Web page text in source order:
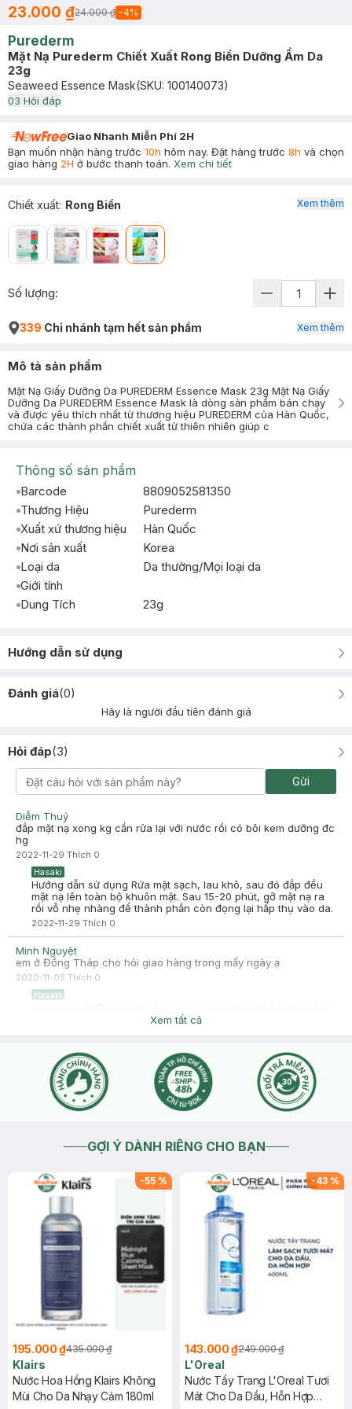
23.000 ₫24.000 ₫ -4%
Purederm
Mặt Nạ Purederm Chiết Xuất Rong Biển Dưỡng Ẩm Da
23g
Seaweed Essence Mask(SKU: 100140073)
03 Hỏi đáp
Giao Nhanh Miễn Phí 2H
Bạn muốn nhận hàng trước 10h hôm nay. Đặt hàng trước 8h và chọn
giao hàng 2H ở bước thanh toán. Xem chi tiết
Chiết xuất: Rong Biển Xem thêm
Số lượng:
339 Chi nhánh tạm hết sản phẩm Xem thêm
Mô tả sản phẩm
Mặt Nạ Giấy Dưỡng Da PUREDERM Essence Mask 23g Mặt Nạ Giấy
Dưỡng Da PUREDERM Essence Mask là dòng sản phẩm bán chạy
và được yêu thích nhất từ thương hiệu PUREDERM của Hàn Quốc,
chứa các thành phần chiết xuất từ thiên nhiên giúp c
Thông số sản phẩm
Barcode
8809052581350
Thương Hiệu
Purederm
Xuất xứ thương hiệu
Hàn Quốc
Nơi sản xuất
Korea
Loại da
Da thường/Mọi loại da
Giới tính
Dung Tích
23g
Hướng dẫn sử dụng
Đánh giá(0)
Hãy là người đầu tiên đánh giá
Hỏi đáp(3)
Gửi
Diễm Thuý
đắp mặt nạ xong kg cần rửa lại với nước rồi có bôi kem dưỡng đc
hg
2022-11-29 Thích 0
Hasaki
Hướng dẫn sử dụng Rửa mặt sạch, lau khô, sau đó đắp đều
mặt nạ lên toàn bộ khuôn mặt. Sau 15-20 phút, gỡ mặt nạ ra
rồi vỗ nhẹ nhàng để thành phần còn đọng lại hấp thụ vào da.
2022-11-29 Thích 0
Minh Nguyệt
em ở Đồng Tháp cho hỏi giao hàng trong mấy ngày ạ
2020-11-05 Thích 0
Hasaki
khi đơn hàng được xác nhận thành công bạn nhé
Xem tất cả
GỢI Ý DÀNH RIÊNG CHO BẠN
-55 %
195.000 ₫435.000 ₫
Klairs
Nước Hoa Hồng Klairs Không
Mùi Cho Da Nhạy Cảm 180ml
-43 %
143.000 ₫249.000 ₫
L'Oreal
Nước Tẩy Trang L'Oreal Tươi
Mát Cho Da Dầu, Hỗn Hợp